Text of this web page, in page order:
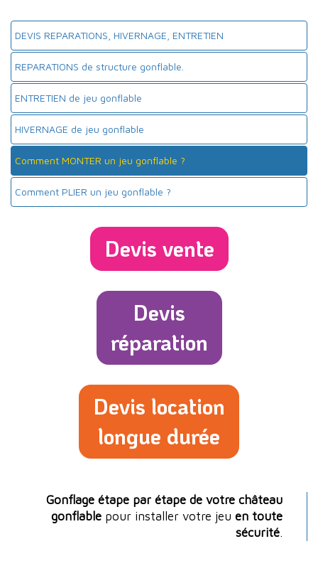
DEVIS REPARATIONS, HIVERNAGE, ENTRETIEN
REPARATIONS de structure gonflable.
ENTRETIEN de jeu gonflable
HIVERNAGE de jeu gonflable
Comment MONTER un jeu gonflable ?
Comment PLIER un jeu gonflable ?
Devis vente
Devis
réparation
Devis location
longue durée
Gonflage étape par étape de votre château
gonflable pour installer votre jeuen toute
sécurité.